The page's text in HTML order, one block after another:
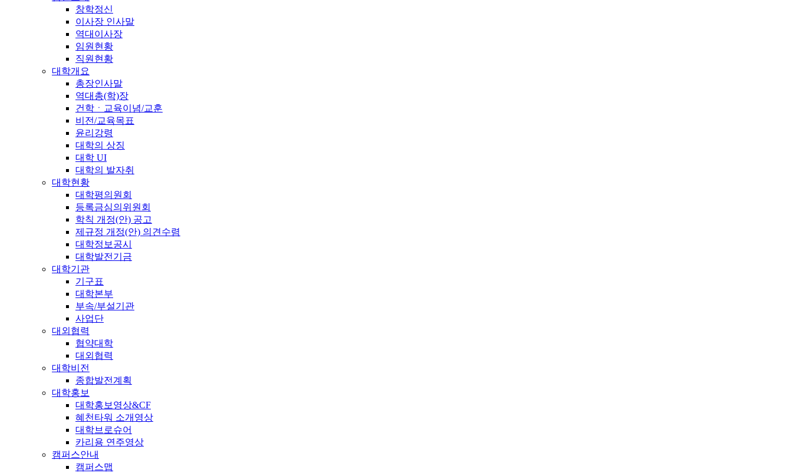
창학정신
이사장 인사말
역대이사장
임원현황
직원현황
대학개요
총장인사말
역대총(학)장
건학ㆍ교육이념/교훈
비전/교육목표
윤리강령
대학의 상징
대학 UI
대학의 발자취
대학현황
대학평의원회
등록금심의위원회
학칙 개정(안) 공고
제규정 개정(안) 의견수렴
대학정보공시
대학발전기금
대학기관
기구표
대학본부
부속/부설기관
사업단
대외협력
협약대학
대외협력
대학비전
종합발전계획
대학홍보
대학홍보영상&CF
혜천타워 소개영상
대학브로슈어
카리용 연주영상
캠퍼스안내
캠퍼스맵